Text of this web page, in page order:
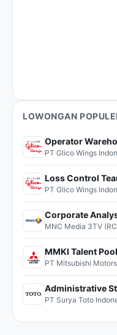
LOWONGAN
Operator
PT Glico Wings
PT Glico Wings
Corporate
MNC Media 3TV
PT Mitsubishi
Administrative
PT Surya Toto